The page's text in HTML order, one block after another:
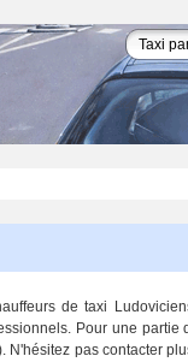
de taxi
Pour une partie
pas contacter